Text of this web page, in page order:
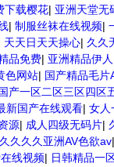
下载樱花| 亚洲天堂无
| 制服丝袜在线视频|
天天日天天操心| 久久
品免费| 亚洲精品伊人
色网站| 国产精品毛片
产一区二区三区四区
新国产在线观看| 女人
源| 成人四级无码片|
久久久久亚洲AV色欲av|
线视频| 日韩精品一